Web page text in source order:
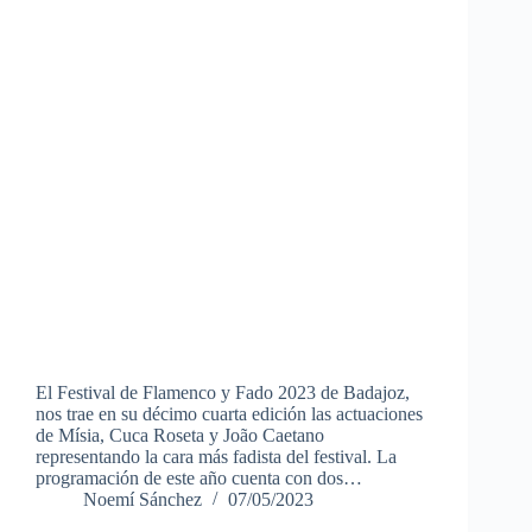
El Festival de Flamenco y Fado 2023 de Badajoz,
nos trae en su décimo cuarta edición las actuaciones
de Mísia, Cuca Roseta y João Caetano
representando la cara más fadista del festival. La
programación de este año cuenta con dos…
Noemí Sánchez
07/05/2023